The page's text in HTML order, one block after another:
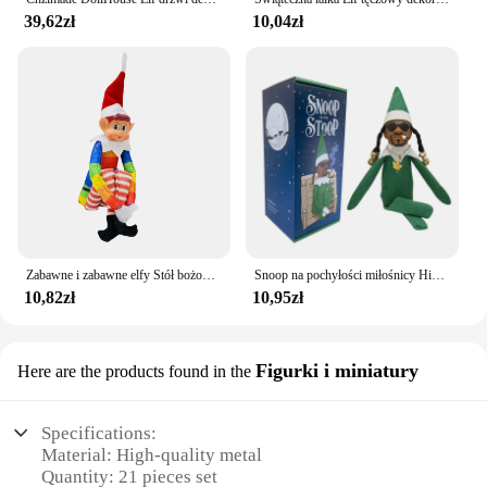
39,62zł 10,04zł
Zabawne i zabawne elfy Stół bożonarodzeniowy Ozdoby choinkowe Świąteczna lalka elfa do domu Navidad Dekoracje świąteczne na zewnątrz
10,82zł
Snoop na pochyłości miłośnicy Hip hopu bożonarodzeniowy Elf zachowający się źle pluszowy stół ozdoby z żywicy do ogrodu domowego
10,95zł
Here are the products found in the Figurki i miniatury
Specifications:
Material: High-quality metal
Quantity: 21 pieces set